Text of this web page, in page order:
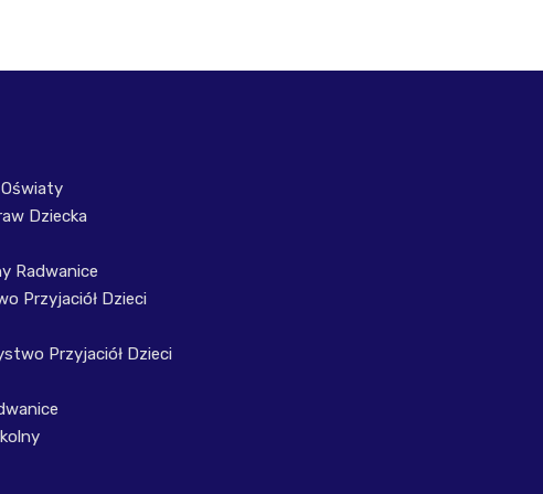
Dziecka
Radwanice
Przyjaciół Dzieci
Przyjaciół Dzieci